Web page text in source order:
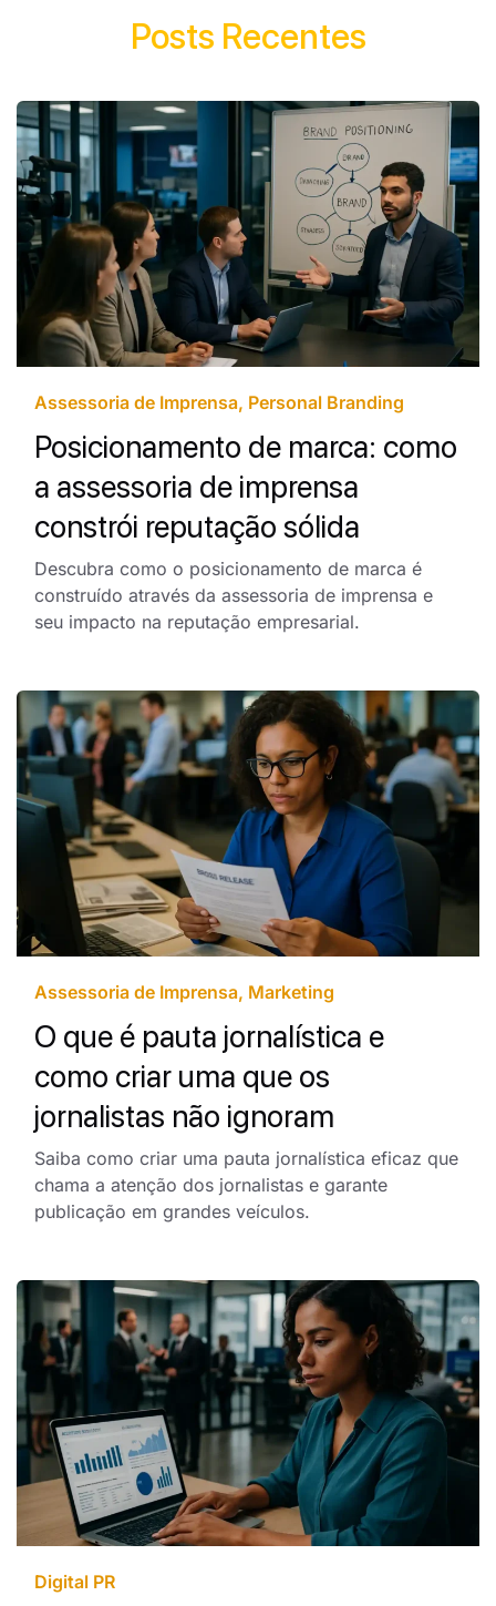
Posts Recentes
Assessoria de Imprensa, Personal Branding
Posicionamento de marca: como
a assessoria de imprensa
constrói reputação sólida
Descubra como o posicionamento de marca é
construído através da assessoria de imprensa e
seu impacto na reputação empresarial.
Assessoria de Imprensa, Marketing
O que é pauta jornalística e
como criar uma que os
jornalistas não ignoram
Saiba como criar uma pauta jornalística eficaz que
chama a atenção dos jornalistas e garante
publicação em grandes veículos.
Digital PR